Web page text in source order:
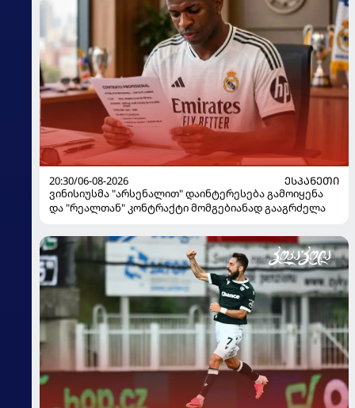
20:30/06-08-2026
ᲔᲡᲞᲐᲜᲔᲗᲘ
ვინისიუსმა "არსენალით" დაინტერესება გამოიყენა
და "რეალთან" კონტრაქტი მომგებიანად გააგრძელა